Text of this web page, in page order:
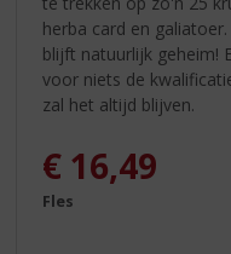
herba card en
blijft natuurlijk geheim!
voor niets de
zal het altijd blijven.
€ 16,49
Fles